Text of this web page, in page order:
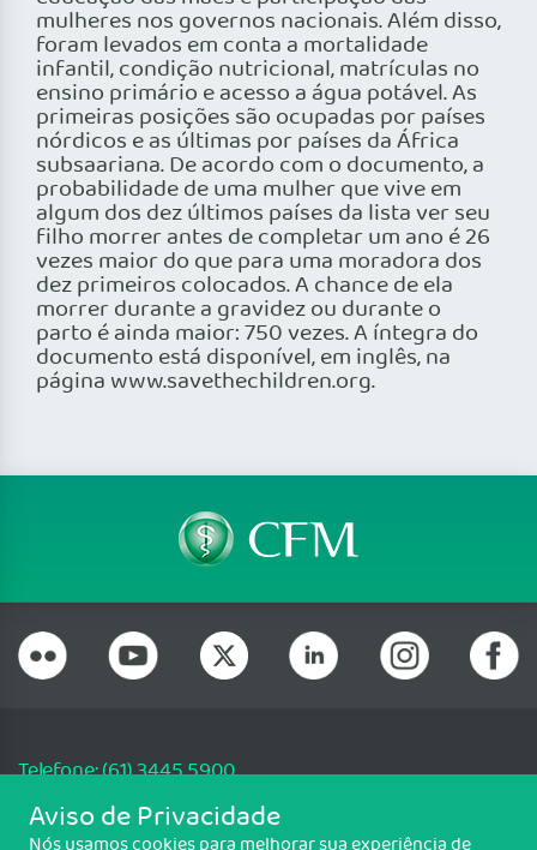
mulheres nos governos nacionais. Além disso,
foram levados em conta a mortalidade
infantil, condição nutricional, matrículas no
ensino primário e acesso a água potável. As
primeiras posições são ocupadas por países
nórdicos e as últimas por países da África
subsaariana. De acordo com o documento, a
probabilidade de uma mulher que vive em
algum dos dez últimos países da lista ver seu
filho morrer antes de completar um ano é 26
vezes maior do que para uma moradora dos
dez primeiros colocados. A chance de ela
morrer durante a gravidez ou durante o
parto é ainda maior: 750 vezes. A íntegra do
documento está disponível, em inglês, na
página www.savethechildren.org.
Telefone: (61) 3445 5900
Email: cfm@portalmedico.org.br
SGAS 616, Conjunto D, Lote 115, L2 Sul, Brasília/DF - CEP: 70200-760 -
Aviso de Privacidade